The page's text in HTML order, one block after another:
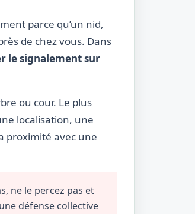
parce qu’un nid,
de chez vous. Dans
le signalement sur
ou cour. Le plus
localisation, une
proximité avec une
ne le percez pas et
défense collective